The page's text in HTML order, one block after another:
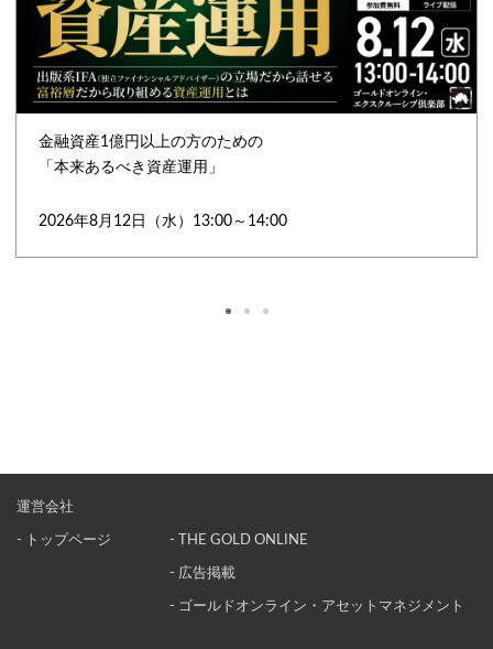
金融資産1億円以上の方のための
「本来あるべき資産運用」
2026年8月12日（水）13:00～14:00
運営会社
- トップページ - THE GOLD ONLINE
- 広告掲載
- ゴールドオンライン・アセットマネジメント